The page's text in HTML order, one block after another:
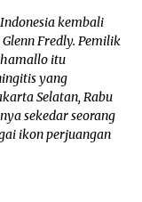
kembali
Fredly. Pemilik
itu
yang
Selatan, Rabu
sekedar seorang
ikon perjuangan